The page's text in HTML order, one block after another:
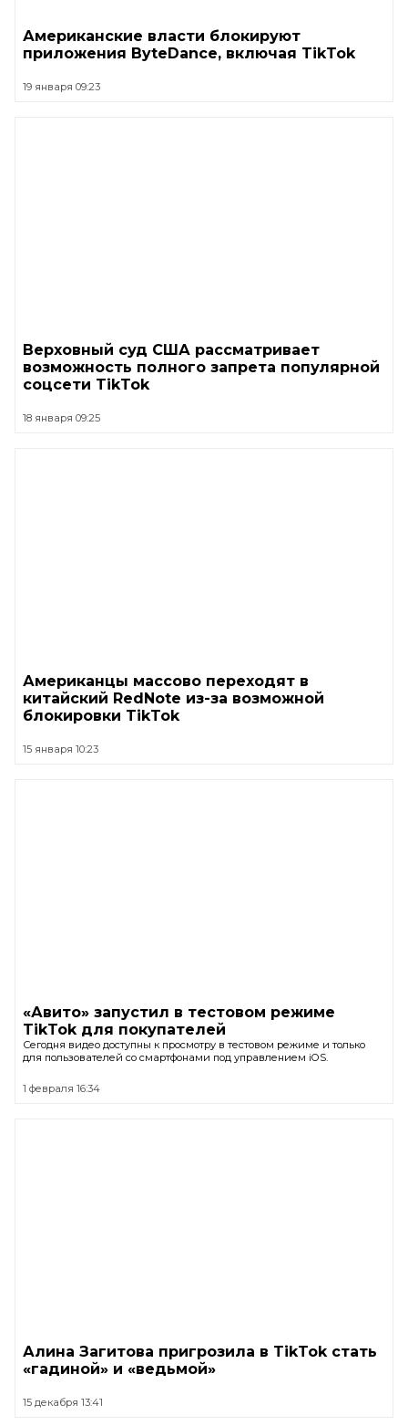
Американские власти блокируют
приложения ByteDance, включая TikTok
19 января 09:23
Верховный суд США рассматривает
возможность полного запрета популярной
соцсети TikTok
18 января 09:25
Американцы массово переходят в
китайский RedNote из-за возможной
блокировки TikTok
15 января 10:23
«Авито» запустил в тестовом режиме
TikTok для покупателей
Сегодня видео доступны к просмотру в тестовом режиме и только
для пользователей со смартфонами под управлением iOS.
1 февраля 16:34
Алина Загитова пригрозила в TikTok стать
«гадиной» и «ведьмой»
15 декабря 13:41